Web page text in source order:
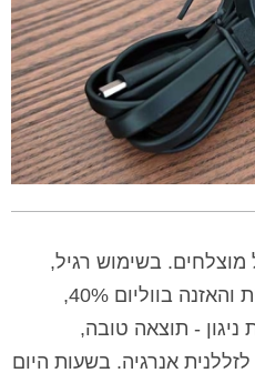
בשימוש רגיל,
שכולל תאורה בעוצמה בינונית והאזנה בווליום 40%,
לאזור 8-9 שעות ניגון - תוצאה טובה,
אנרגיה. בשעות היום